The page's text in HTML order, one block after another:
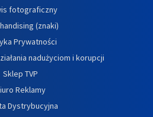
fotograficzny
(znaki)
Prywatności
nadużyciom i korupcji
Sklep TVP
Reklamy
Dystrybucyjna